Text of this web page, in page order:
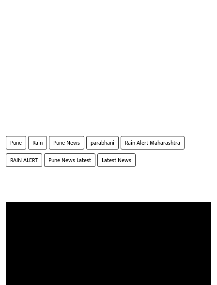
Pune Rain Pune News parabhani
Rain Alert Maharashtra
RAIN ALERT
Pune News Latest Latest News